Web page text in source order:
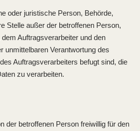
oder juristische Person, Behörde,
Stelle außer der betroffenen Person,
Auftragsverarbeiter und den
unmittelbaren Verantwortung des
Auftragsverarbeiters befugt sind, die
zu verarbeiten.
der betroffenen Person freiwillig für den